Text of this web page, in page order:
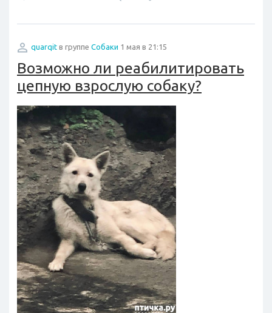
quarqit в группе Собаки 1 мая в 21:15
Возможно ли реабилитировать
цепную взрослую собаку?